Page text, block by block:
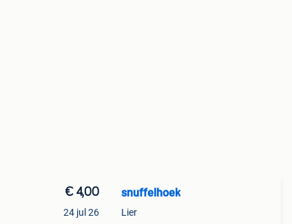
€ 4,00
24 jul 26
snuffelhoek
Lier